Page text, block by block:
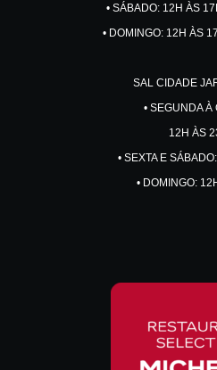
• SÁBADO: 12H ÀS
• DOMINGO: 12H ÀS
SAL CIDADE
• SEGUNDA À
12H ÀS
• SEXTA E
• DOMINGO: